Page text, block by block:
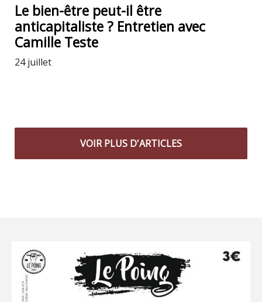
Le bien-être peut-il être
anticapitaliste ? Entretien avec
Camille Teste
24 juillet
VOIR PLUS D'ARTICLES